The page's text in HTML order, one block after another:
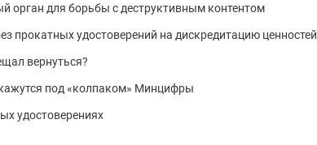
орган для борьбы с деструктивным контентом
прокатных удостоверений на дискредитацию ценностей
вернуться?
под «колпаком» Минцифры
удостоверениях